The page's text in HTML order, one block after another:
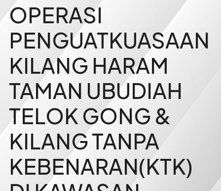
OPERASI
PENGUATKUASAAN
KILANG HARAM
TAMAN UBUDIAH
TELOK GONG &
KILANG TANPA
KEBENARAN(KTK)